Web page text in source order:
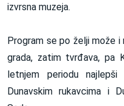
izvrsna muzeja.
Program se po želji može
grada, zatim tvrđava, pa
letnjem periodu
Dunavskim rukavcima i